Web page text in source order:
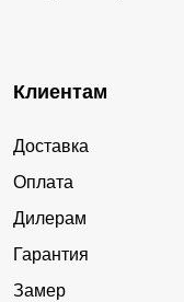
Клиентам
Доставка
Оплата
Дилерам
Гарантия
Замер